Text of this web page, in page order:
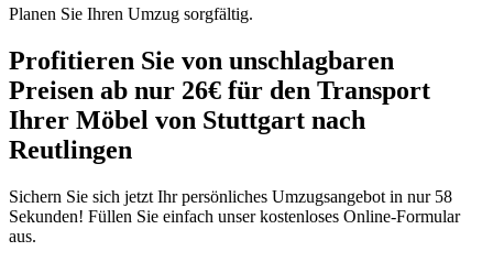
Planen Sie Ihren Umzug sorgfältig.
Profitieren Sie von unschlagbaren
Preisen ab nur 26€ für den Transport
Ihrer Möbel von Stuttgart nach
Reutlingen
Sichern Sie sich jetzt Ihr persönliches Umzugsangebot in nur 58
Sekunden! Füllen Sie einfach unser kostenloses Online-Formular
aus.